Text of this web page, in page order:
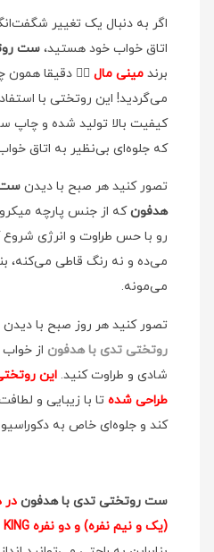
اگر به دنبال یک تغییر
اتاق خواب خود هستید، ست
برند مینی مال 👉🏻 دقیقا
می‌گردید! این روتختی با
کیفیت بالا تولید شده و چاپ
که جلوه‌ای بی‌نظیر به اتاق
تصور کنید هر صبح با دیدن ست
هدفون که از جنس پارچه
رو با حس طراوت و انرژی شروع
می‌ده و نه رنگ قاطی می‌کنه،
می‌مونه.
تصور کنید هر روز صبح با
روتختی تدی با هدفون از
شادی و طراوت کنید. این
طراحی شده تا با زیبایی و
کند و جلوه‌ای خاص به
ست روتختی تدی با هدفون
(یک و نیم نفره) و دو نفره KING قابل سفارش است